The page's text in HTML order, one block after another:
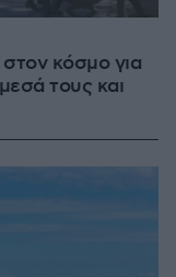
κόσμο για
τους και